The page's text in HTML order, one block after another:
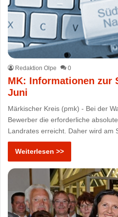
Redaktion Olpe 0
MK: Informationen zur
Juni
Märkischer Kreis (pmk) - Bei der
Bewerber die erforderliche
Landrates erreicht. Daher wird am
Weiterlesen >>